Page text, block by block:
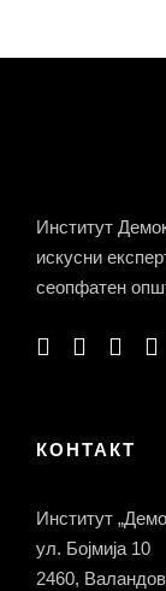
Институт
искусни
сеопфатен
КОНТАКТ
Институт
ул. Бојмија 10
2460,